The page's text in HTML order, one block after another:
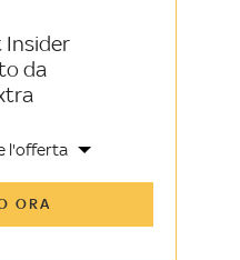
Insider
da
l'offerta
ORA